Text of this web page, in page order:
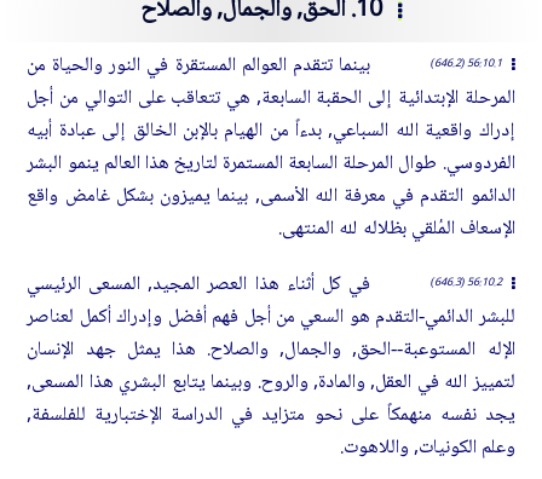
10. الحق, والجمال, والصلاح
56:10.1 (646.2)
بينما تتقدم العوالم المستقرة في النور والحياة من
المرحلة الإبتدائية إلى الحقبة السابعة, هي تتعاقب على التوالي من أجل
إدراك واقعية الله السباعي, بدءاً من الهيام بالإبن الخالق إلى عبادة أبيه
الفردوسي. طوال المرحلة السابعة المستمرة لتاريخ هذا العالم ينمو البشر
الدائمو التقدم في معرفة الله الأسمى, بينما يميزون بشكل غامض واقع
الإسعاف المُلقي بظلاله لله المنتهى.
56:10.2 (646.3)
في كل أثناء هذا العصر المجيد, المسعى الرئيسي
للبشر الدائمي-التقدم هو السعي من أجل فهم أفضل وإدراك أكمل لعناصر
الإله المستوعبة--الحق, والجمال, والصلاح. هذا يمثل جهد الإنسان
لتمييز الله في العقل, والمادة, والروح. وبينما يتابع البشري هذا المسعى,
يجد نفسه منهمكاً على نحو متزايد في الدراسة الإختبارية للفلسفة,
وعلم الكونيات, واللاهوت.